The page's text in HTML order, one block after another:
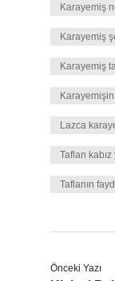
Karayemiş
Karayemiş
Karayemiş
Lazca
Taflan kabız
Taflanın
Önceki Yazı